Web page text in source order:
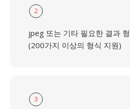
2
jpeg 또는 기타 필요한 결과
(200가지 이상의 형식 지원)
3